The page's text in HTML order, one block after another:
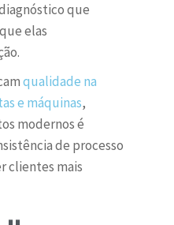
que
elas
qualidade na
e máquinas,
modernos é
de processo
clientes mais